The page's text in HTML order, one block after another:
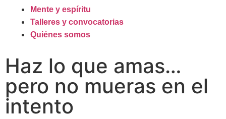
Mente y espíritu
Talleres y convocatorias
Quiénes somos
Haz lo que amas…
pero no mueras en el
intento